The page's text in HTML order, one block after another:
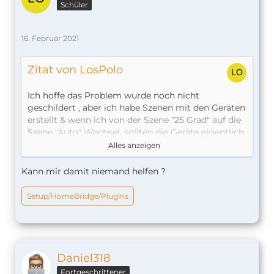
Schüler
16. Februar 2021
Zitat von LosPolo
Ich hoffe das Problem wurde noch nicht
geschildert , aber ich habe Szenen mit den Geräten
erstellt & wenn ich von der Szene "25 Grad" auf die
Szene "Auto" Wechsel, sollten die Geräte eigentlich
wieder nach dem Tado-Zeitplan heizen, jedoch
kühlen sie alle & sind auf 17 Grad eingestellt. Das
gleich passiert auch, wenn ich von Auto auf zum
Thermostate auf kühlen & stellen sich auf 17 Grad
ein.
{
Alles anzeigen
Kann mir damit niemand helfen ?
Setup/HomeBridge/Plugins
Daniel318
Fortgeschrittener